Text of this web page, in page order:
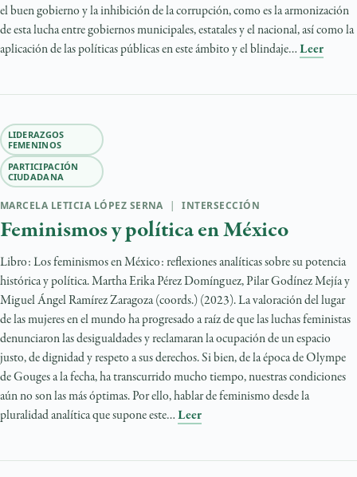
el buen gobierno y la inhibición de la corrupción, como es la armonización
de esta lucha entre gobiernos municipales, estatales y el nacional, así como la
aplicación de las políticas públicas en este ámbito y el blindaje… Leer
LIDERAZGOS
FEMENINOS
PARTICIPACIÓN
CIUDADANA
MARCELA LETICIA LÓPEZ SERNA | INTERSECCIÓN
Feminismos y política en México
Libro: Los feminismos en México: reflexiones analíticas sobre su potencia
histórica y política. Martha Erika Pérez Domínguez, Pilar Godínez Mejía y
Miguel Ángel Ramírez Zaragoza (coords.) (2023). La valoración del lugar
de las mujeres en el mundo ha progresado a raíz de que las luchas feministas
denunciaron las desigualdades y reclamaran la ocupación de un espacio
justo, de dignidad y respeto a sus derechos. Si bien, de la época de Olympe
de Gouges a la fecha, ha transcurrido mucho tiempo, nuestras condiciones
aún no son las más óptimas. Por ello, hablar de feminismo desde la
pluralidad analítica que supone este… Leer